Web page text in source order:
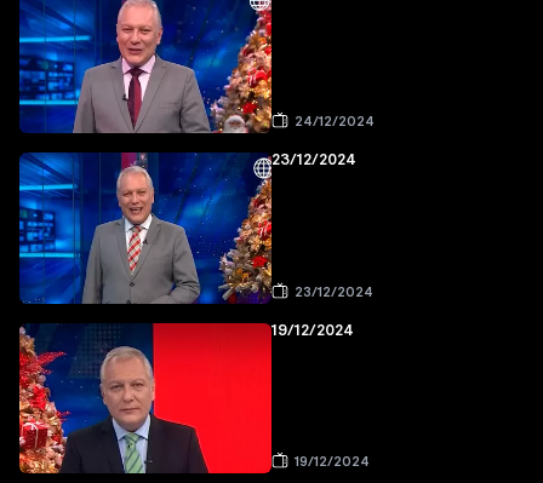
24/12/2024
23/12/2024
23/12/2024
19/12/2024
19/12/2024